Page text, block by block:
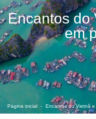
Encantos do
em
Página inicial Encantos do Vietnã